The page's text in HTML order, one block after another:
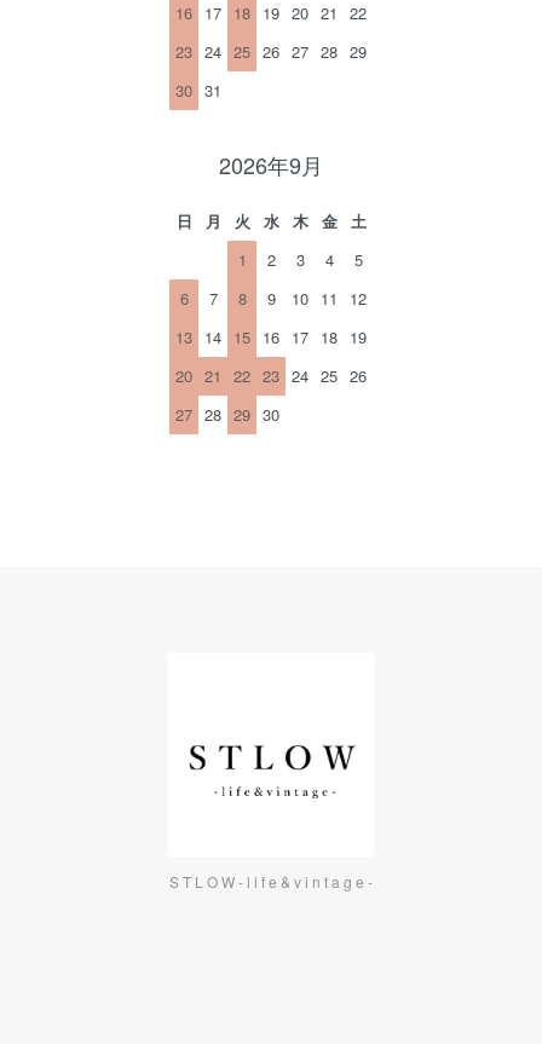
16 17 18 19 20 21
22
23 24 25 26 27 28 29
30 31
2026年9月
日 月 火 水 木 金
土
1
2 3 4
5
6
7 8 9 10 11
12
13 14 15 16 17 18 19
20 21 22 23 24 25 26
27 28 29 30
S T L O W - l i f e & v i n t a g e -